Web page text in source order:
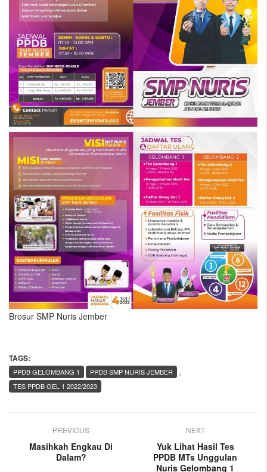
Brosur SMP Nuris Jember
TAGS:
,
PPDB GELOMBANG 1
PPDB SMP NURIS JEMBER
TES PPDB GEL 1 2022/2023
PREVIOUS
Masihkah Engkau Di
Dalam?
NEXT
Yuk Lihat Hasil Tes
PPDB MTs Unggulan
Nuris Gelombang 1